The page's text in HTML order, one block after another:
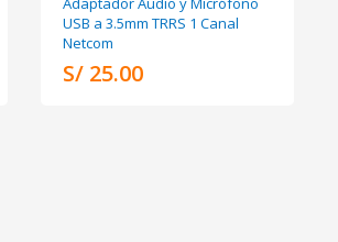
USB a 3.5mm TRRS 1 Canal
Netcom
S/ 25.00